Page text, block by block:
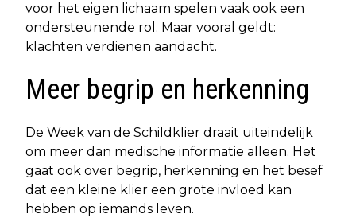
voor het eigen lichaam spelen vaak ook een
ondersteunende rol. Maar vooral geldt:
klachten verdienen aandacht.
Meer begrip en herkenning
De Week van de Schildklier draait uiteindelijk
om meer dan medische informatie alleen. Het
gaat ook over begrip, herkenning en het besef
dat een kleine klier een grote invloed kan
hebben op iemands leven.